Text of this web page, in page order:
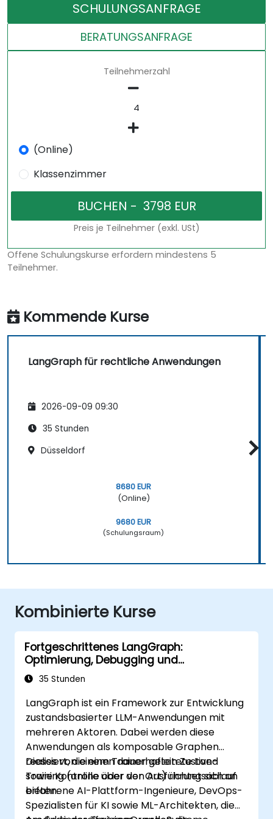
SCHULUNGSANFRAGE
BERATUNGSANFRAGE
Teilnehmerzahl
(Online)
Klassenzimmer
Preis je Teilnehmer (exkl. USt)
Offene Schulungskurse erfordern mindestens 5
Teilnehmer.
Kommende Kurse
LangGraph für rechtliche Anwendungen
2026-09-09 09:30
35 Stunden
Düsseldorf
8680 EUR
(Online)
9680 EUR
(Schulungsraum)
Kombinierte Kurse
Fortgeschrittenes LangGraph:
Optimierung, Debugging und
Überwachung komplexer Graphen
35 Stunden
LangGraph ist ein Framework zur Entwicklung
zustandsbasierter LLM-Anwendungen mit
mehreren Aktoren. Dabei werden diese
Anwendungen als komposable Graphen
realisiert, die einen dauerhaften Zustand
sowie Kontrolle über den Ausführungsablauf
bieten.
Dieses von einem Trainer geleitete Live-
Training (online oder vor Ort) richtet sich an
erfahrene AI-Plattform-Ingenieure, DevOps-
Spezialisten für KI sowie ML-Architekten, die